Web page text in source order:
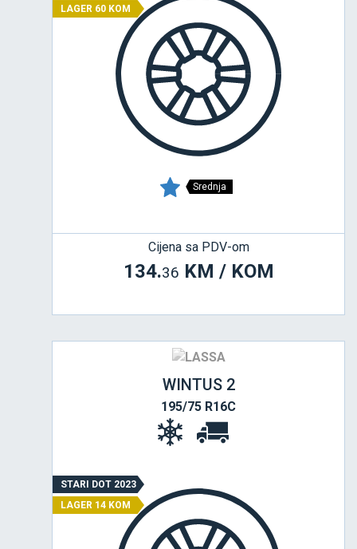
LAGER 60 KOM
Srednja
Cijena sa PDV-om
134.36 KM / KOM
WINTUS 2
195/75 R16C
STARI DOT 2023
LAGER 14 KOM